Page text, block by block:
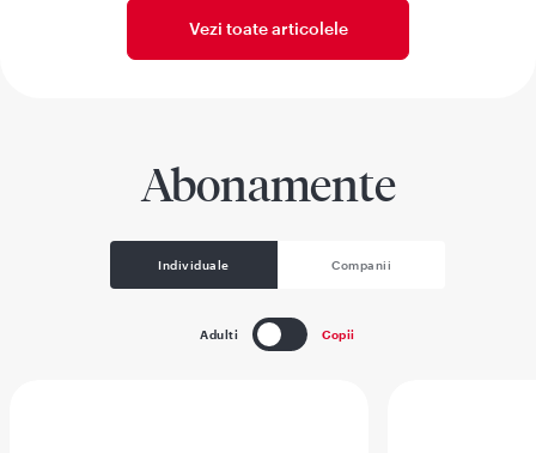
Vezi toate articolele
Abonamente
Individuale Companii
Adulti Copii